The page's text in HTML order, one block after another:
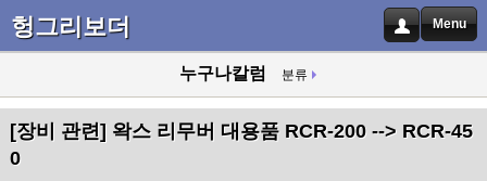
헝그리보더 Menu
누구나칼럼 분류
[장비 관련] 왁스 리무버 대용품 RCR-200 --> RCR-45
0